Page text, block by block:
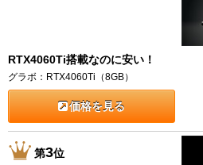
RTX4060Ti搭載なのに安い！
グラボ：RTX4060Ti（8GB）
価格を見る
第3位